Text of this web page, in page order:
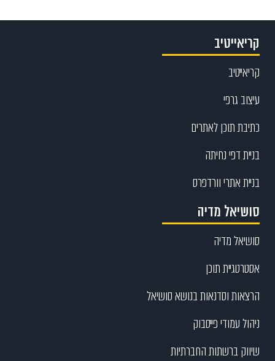
קריאייטיב
קריאייטיב
עיצוב גרפי
כתיבת תוכן לאתרים
בניית דפי נחיתה
בניית אתרי וורדפרס
סושיאל מדיה
סושיאל מדיה
אסטרטגיית תוכן
הרצאות וסדנאות בנושא סושיאל
ניהול עמודי פייסבוק
שיווק ברשתות החברתיות